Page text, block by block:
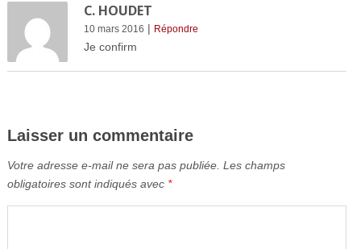
C. HOUDET
10 mars 2016 | Répondre
Je confirm
Laisser un commentaire
Votre adresse e-mail ne sera pas publiée. Les champs
obligatoires sont indiqués avec *